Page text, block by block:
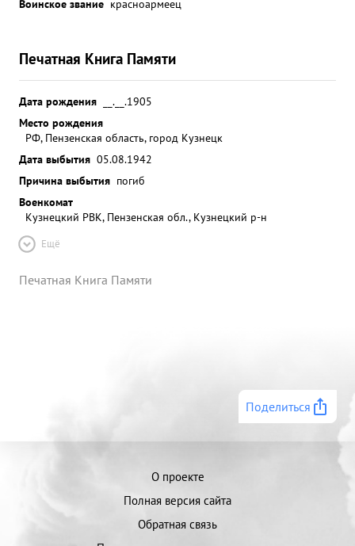
Воинское звание красноармеец
Печатная Книга Памяти
Дата рождения
__.__.1905
Место рождения
РФ, Пензенская область, город Кузнецк
Дата выбытия 05.08.1942
Причина выбытия погиб
Военкомат
Кузнецкий РВК, Пензенская обл., Кузнецкий р-н
Ещё
Печатная Книга Памяти
Поделиться
О проекте
Полная версия сайта
Обратная связь